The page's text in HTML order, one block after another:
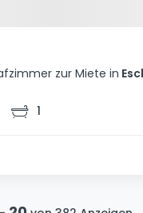
zur Miete in
1